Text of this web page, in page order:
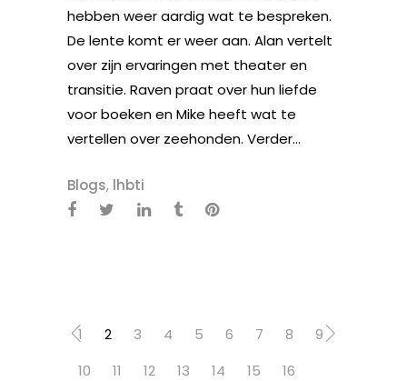
hebben weer aardig wat te bespreken.
De lente komt er weer aan. Alan vertelt
over zijn ervaringen met theater en
transitie. Raven praat over hun liefde
voor boeken en Mike heeft wat te
vertellen over zeehonden. Verder...
Blogs, lhbti
1 2 3 4 5 6 7 8
9
10
11 12 13 14 15
16